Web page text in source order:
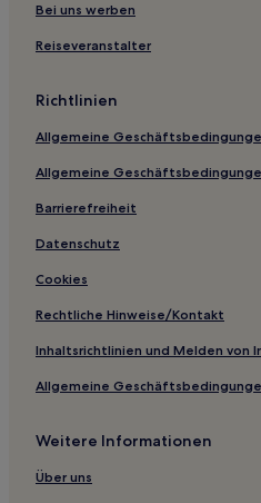
Bei uns werben
Reiseveranstalter
Richtlinien
Allgemeine
Allgemeine
Barrierefreiheit
Datenschutz
Cookies
Rechtliche Hinweise/Kontakt
Inhaltsrichtlinien und Melden von
Allgemeine
Weitere Informationen
Über uns